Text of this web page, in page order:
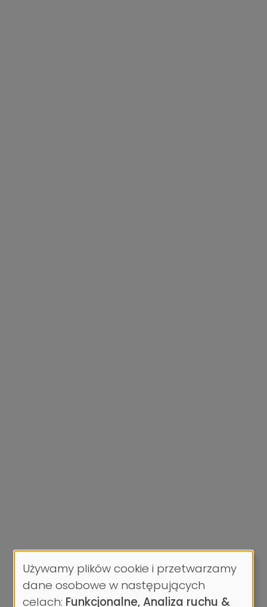
Wykorzystanie
danych
Używamy plików cookie i przetwarzamy
dane osobowe w następujących
celach: Funkcjonalne, Analiza ruchu &